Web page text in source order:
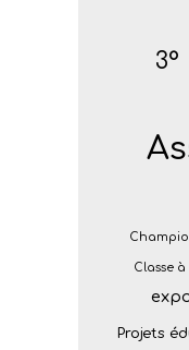
3°
Classe
Projets